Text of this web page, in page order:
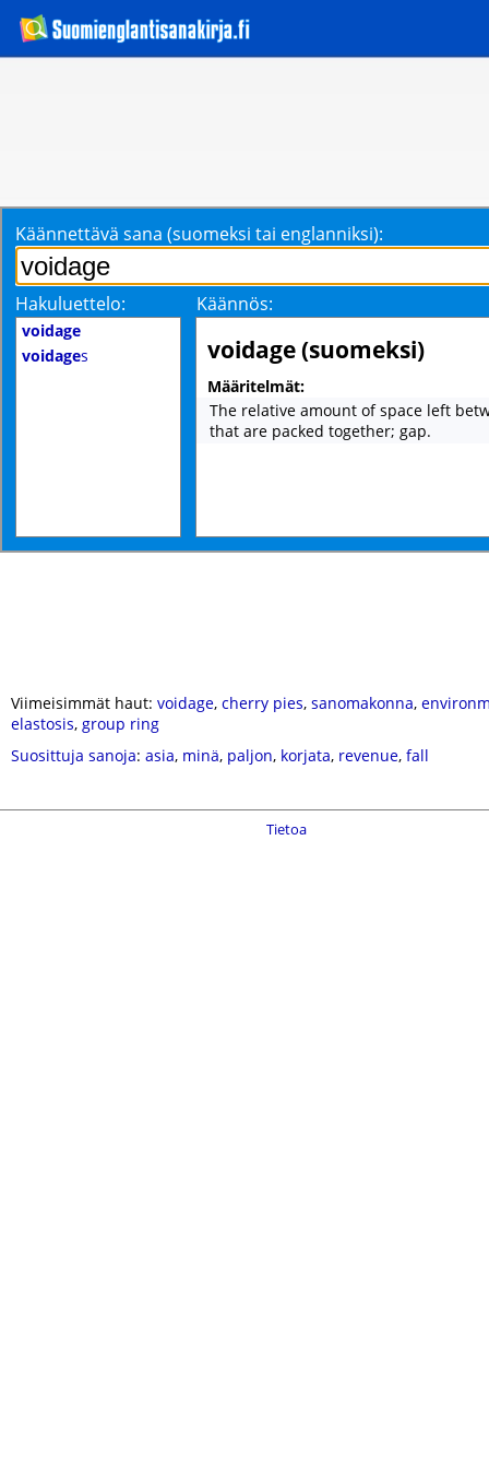
Käännettävä sana (suomeksi tai englanniksi):
Hakuluettelo: Käännös:
voidage
voidages voidage (suomeksi)
Määritelmät:
The relative amount of space left
that are packed together; gap.
Viimeisimmät haut: voidage, cherry pies, sanomakonna,
elastosis, group ring
Suosittuja sanoja: asia, minä, paljon, korjata, revenue, fall
Tietoa